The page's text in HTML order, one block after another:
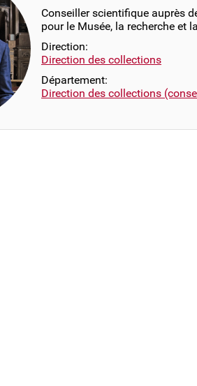
Conseiller scientifique auprès
pour le Musée, la recherche et
Direction:
Direction des collections
Département:
Direction des collections